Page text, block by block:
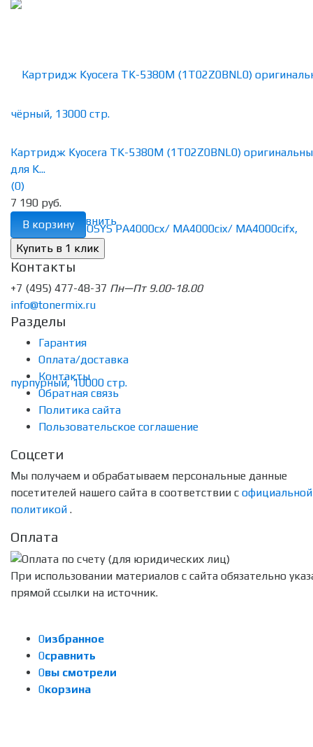
избранное сравнить
Картридж Kyocera TK-5380M (1T02Z0BNL0)
для K...
(0)
7 190 руб.
В корзину
Контакты
+7 (495) 477-48-37 Пн—Пт 9.00-18.00
info@tonermix.ru
Разделы
Гарантия
Оплата/доставка
Контакты
Обратная связь
Политика сайта
Пользовательское соглашение
Соцсети
Мы получаем и обрабатываем персональные данные
посетителей нашего сайта в соответствии с официальной
политикой .
Оплата
При использовании материалов с сайта обязательно
прямой ссылки на источник.
0избранное
0сравнить
0вы смотрели
0корзина